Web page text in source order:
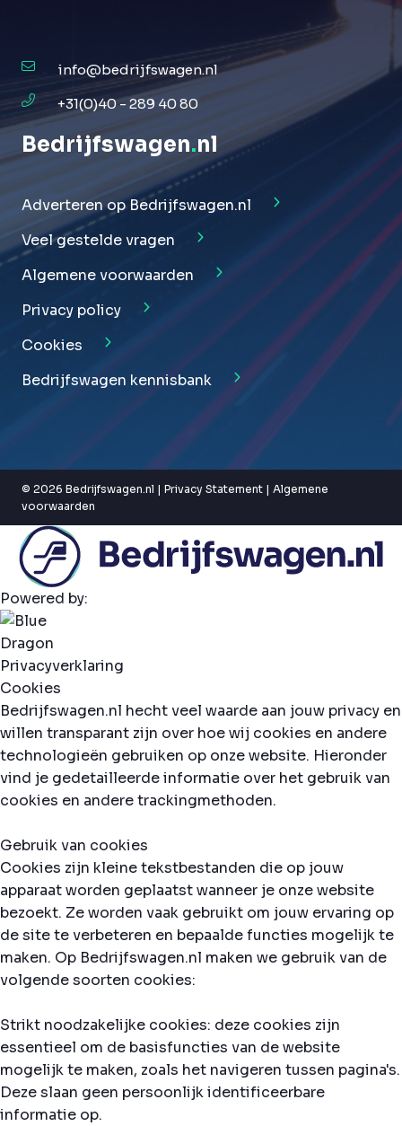
info@bedrijfswagen.nl
+31(0)40 - 289 40 80
Bedrijfswagen.nl
Adverteren op Bedrijfswagen.nl
Veel gestelde vragen
Algemene voorwaarden
Privacy policy
Cookies
Bedrijfswagen kennisbank
© 2026 Bedrijfswagen.nl | Privacy Statement | Algemene
voorwaarden
Powered by:
Privacyverklaring
Cookies
Bedrijfswagen.nl hecht veel waarde aan jouw privacy en
willen transparant zijn over hoe wij cookies en andere
technologieën gebruiken op onze website. Hieronder
vind je gedetailleerde informatie over het gebruik van
cookies en andere trackingmethoden.
Gebruik van cookies
Cookies zijn kleine tekstbestanden die op jouw
apparaat worden geplaatst wanneer je onze website
bezoekt. Ze worden vaak gebruikt om jouw ervaring op
de site te verbeteren en bepaalde functies mogelijk te
maken. Op Bedrijfswagen.nl maken we gebruik van de
volgende soorten cookies:
Strikt noodzakelijke cookies: deze cookies zijn
essentieel om de basisfuncties van de website
mogelijk te maken, zoals het navigeren tussen pagina's.
Deze slaan geen persoonlijk identificeerbare
informatie op.